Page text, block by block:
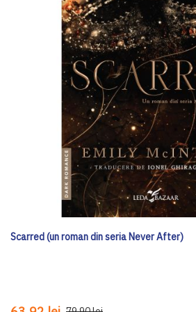
Scarred (un roman din seria Never After)